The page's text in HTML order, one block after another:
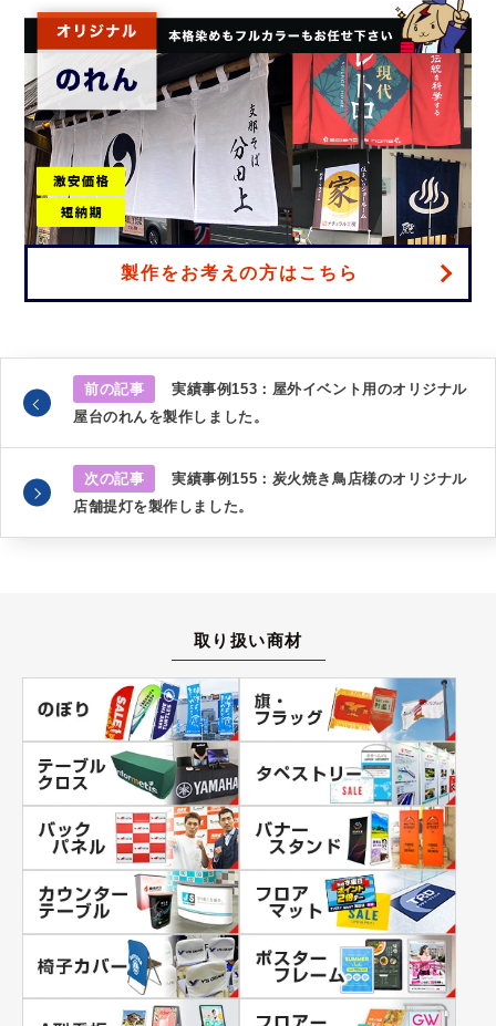
製作をお考えの方はこちら
前の記事
実績事例153：屋外イベント用のオリジナル
屋台のれんを製作しました。
次の記事
実績事例155：炭火焼き鳥店様のオリジナル
店舗提灯を製作しました。
取り扱い商材